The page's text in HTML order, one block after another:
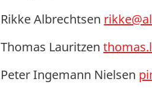
Rikke Albrechtsen
Thomas Lauritzen
Peter Ingemann Nielsen